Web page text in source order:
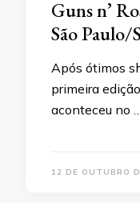
Guns n’
São Paulo/
Após ótimos
primeira
aconteceu no …
12 DE OUTUBRO